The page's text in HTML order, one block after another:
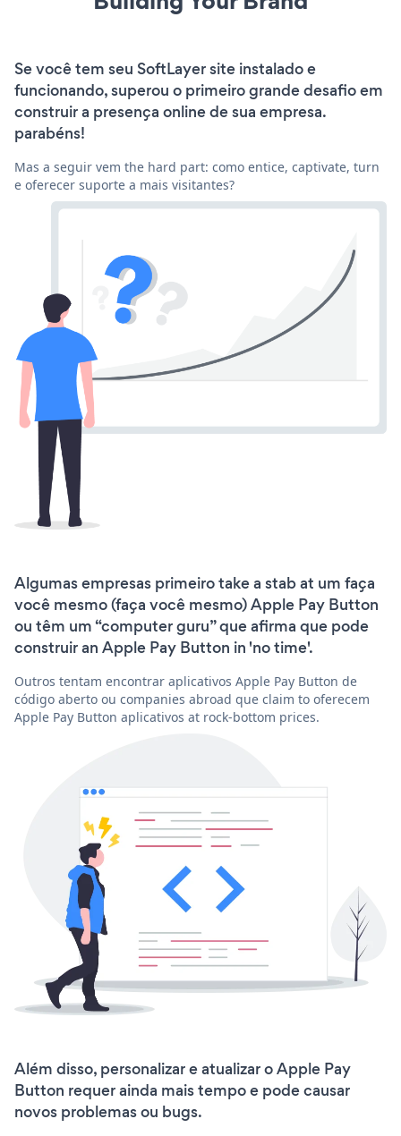
Se você tem seu SoftLayer site instalado e
funcionando, superou o primeiro grande desafio em
construir a presença online de sua empresa.
parabéns!
Mas a seguir vem the hard part: como entice, captivate, turn
e oferecer suporte a mais visitantes?
Algumas empresas primeiro take a stab at um faça
você mesmo (faça você mesmo) Apple Pay Button
ou têm um “computer guru” que afirma que pode
construir an Apple Pay Button in 'no time'.
Outros tentam encontrar aplicativos Apple Pay Button de
código aberto ou companies abroad que claim to oferecem
Apple Pay Button aplicativos at rock-bottom prices.
Além disso, personalizar e atualizar o Apple Pay
Button requer ainda mais tempo e pode causar
novos problemas ou bugs.